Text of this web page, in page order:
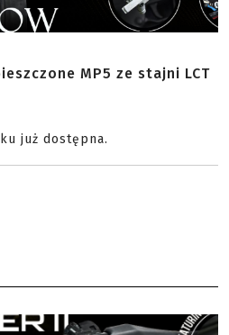
MP5 ze stajni LCT
już dostępna.